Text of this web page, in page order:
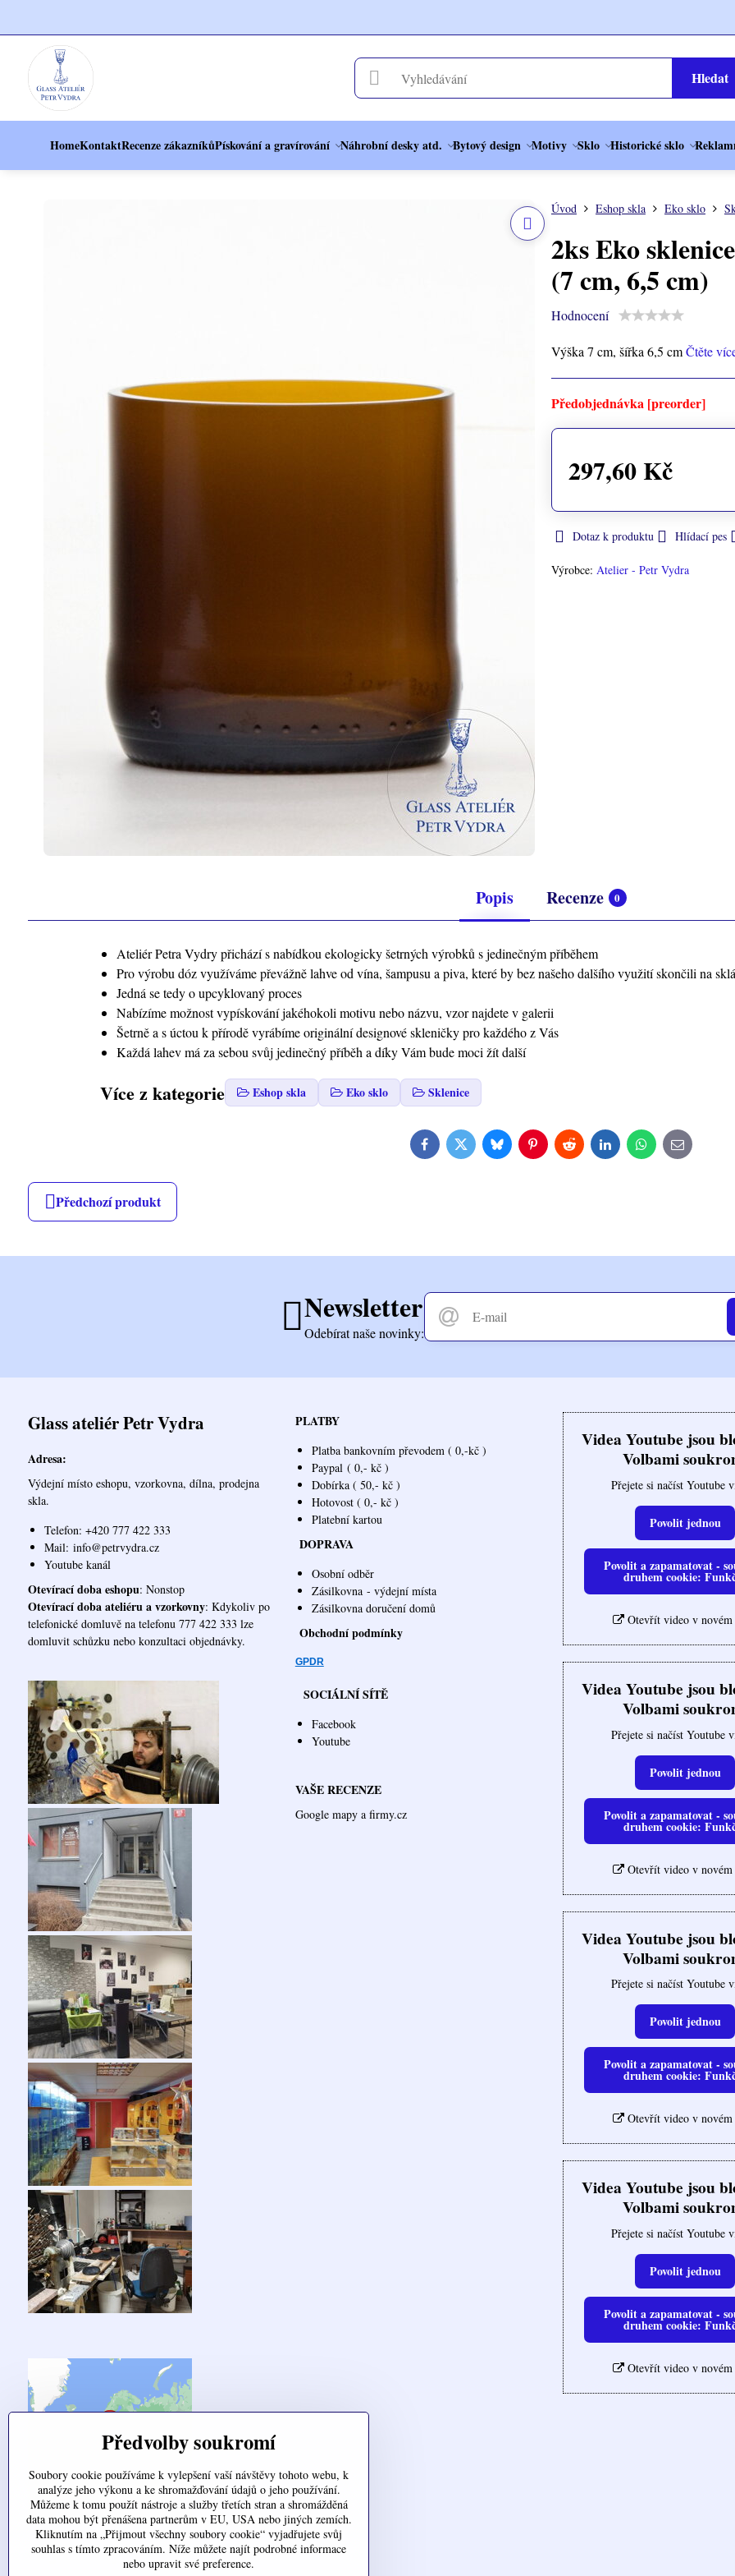
Hledat
HomeKontaktRecenze zákazníkůPískování a gravírování Náhrobní desky atd. Bytový design Motivy Sklo Historické sklo
Úvod Eshop skla Eko sklo
2ks Eko
(7 cm, 6,5 cm)
Hodnocení
Výška 7 cm, šířka 6,5 cmČtěte
Předobjednávka [preorder]
297,60 Kč
Dotaz k produktu Hlídací pes
Výrobce: Atelier - Petr Vydra
Popis Recenze 0
Ateliér Petra Vydry přichází s nabídkou ekologicky šetrných výrobků s jedinečným příběhem
Pro výrobu dóz využíváme převážně lahve od vína, šampusu a piva, které by bez našeho dalšího využití skončili na
Jedná se tedy o upcyklovaný proces
Nabízíme možnost vypískování jakéhokoli motivu nebo názvu, vzor najdete v galerii
Šetrně a s úctou k přírodě vyrábíme originální designové skleničky pro každého z Vás
Každá lahev má za sebou svůj jedinečný příběh a díky Vám bude moci žít další
Více z kategorie Eshop skla Eko sklo Sklenice
FacebookTwitterBlueskyPinterestRedditLinkedInWhatsApp
E-
mail
Předchozí produkt
Newsletter
Odebírat naše novinky:
Glass ateliér Petr Vydra
Adresa:
Výdejní místo eshopu, vzorkovna, dílna, prodejna
skla.
Telefon: +420 777 422 333
Mail: info@petrvydra.cz
Youtube kanál
Otevírací doba eshopu: Nonstop
Otevírací doba ateliéru a vzorkovny: Kdykoliv po
telefonické domluvě na telefonu 777 422 333 lze
domluvit schůzku nebo konzultaci objednávky.
Objednávky
PLATBY
Platba bankovním převodem ( 0,-kč )
Paypal( 0,- kč )
Dobírka ( 50,- kč )
Hotovost ( 0,- kč )
Platební kartou
DOPRAVA
Osobní odběr
Zásilkovna - výdejní místa
Zásilkovna doručení domů
Obchodní podmínky
GPDR
SOCIÁLNÍ SÍTĚ
Facebook
Youtube
VAŠE RECENZE
Google mapy a firmy.cz
Videa Youtube jsou
Volbami
Přejete si načíst Youtube
Povolit jednou
Povolit a zapamatovat -
druhem cookie:
Otevřít video v novém
Videa Youtube jsou
Volbami
Přejete si načíst Youtube
Povolit jednou
Povolit a zapamatovat -
druhem cookie:
Otevřít video v novém
Videa Youtube jsou
Volbami
Přejete si načíst Youtube
Povolit jednou
Povolit a zapamatovat -
druhem cookie:
Otevřít video v novém
Videa Youtube jsou
Volbami
Přejete si načíst Youtube
Povolit jednou
Povolit a zapamatovat -
druhem cookie:
Otevřít video v novém
Předvolby soukromí
Soubory cookie používáme k vylepšení vaší návštěvy tohoto webu, k
analýze jeho výkonu a ke shromažďování údajů o jeho používání.
Můžeme k tomu použít nástroje a služby třetích stran a shromážděná
data mohou být přenášena partnerům v EU, USA nebo jiných zemích.
Kliknutím na „Přijmout všechny soubory cookie“ vyjadřujete svůj
souhlas s tímto zpracováním. Níže můžete najít podrobné informace
nebo upravit své preference.